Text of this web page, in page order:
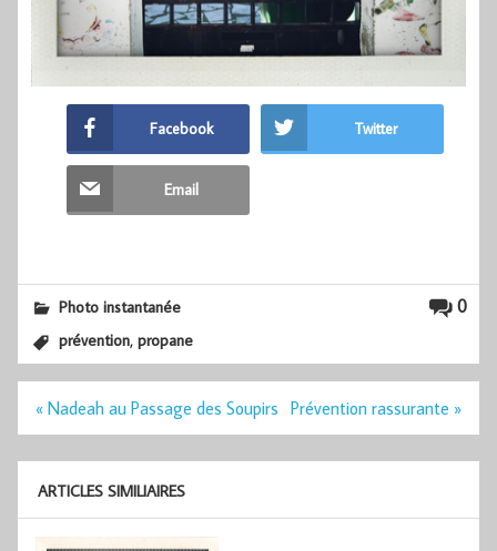
Facebook Twitter
Email
0
Photo instantanée
prévention,propane
Navigation
« Nadeah au Passage des Soupirs Prévention rassurante »
ARTICLES SIMILIAIRES